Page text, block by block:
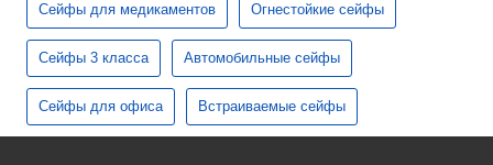
Сейфы для медикаментов Огнестойкие сейфы
Сейфы 3 класса Автомобильные сейфы
Сейфы для офиса Встраиваемые сейфы